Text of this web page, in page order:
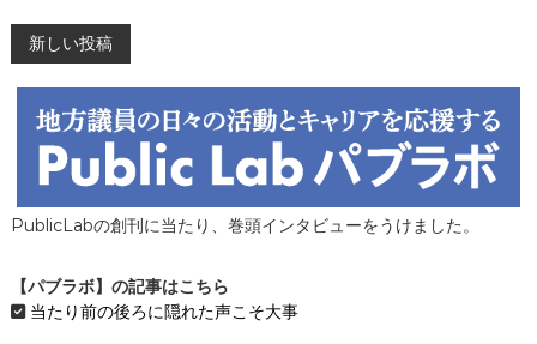
投
稿
ナ
ビ
ゲ
ー
新しい投稿
PublicLabの創刊に当たり、巻頭インタビューをうけました。
【パブラボ】の記事はこちら
当たり前の後ろに隠れた声こそ大事